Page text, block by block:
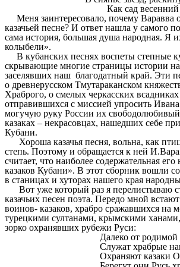
Как сад весенний
Меня заинтересовало, почему Варавва
казачьей песне? И ответ нашла у самого
сама история, большая душа народная. Я
колыбели».
В кубанских песнях воспеты степные
скрывающие многие страницы истории
заселявших наш благодатный край. Эти
о древнерусском Тмутараканском
Храброго, о смелых черкасских
отправившихся с миссией упросить
могучую руку России их
казаках – некрасовцах, нашедших себе
Кубани.
Хороша казачья песня, вольна, как
степь. Поэтому и обращается к ней
считает, что наиболее содержательная
казаков Кубани». В этот сборник вошли
в станицах и хуторах нашего края
Вот уже который раз я перелистываю
казачьих песен поэта. Передо мной
воинов- казаков, храбро сражавшихся на
турецкими султанами, крымскими
зорко охранявших рубежи Руси:
Далеко от родимой
Служат храбрые наши
Охраняют казаки